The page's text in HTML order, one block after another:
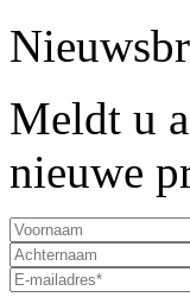
Meldt u
nieuwe